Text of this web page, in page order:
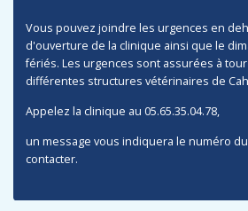
Vous pouvez joindre les urgences en
d'ouverture de la clinique ainsi que le
fériés. Les urgences sont assurées à
différentes structures vétérinaires de
Appelez la clinique au 05.65.35.04.78,
un message vous indiquera le numéro
contacter.